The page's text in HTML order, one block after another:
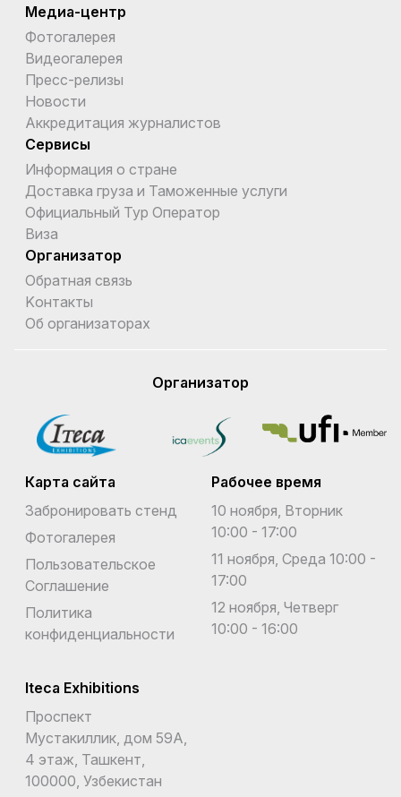
Медиа-центр
Фотогалерея
Видеогалерея
Пресс-релизы
Новости
Аккредитация журналистов
Сервисы
Информация о стране
Доставка груза и Таможенные услуги
Официальный Тур Оператор
Виза
Организатор
Обратная связь
Kонтакты
Об организаторах
Организатор
Карта сайта
Забронировать стенд
Фотогалерея
Пользовательское
Соглашение
Политика
конфиденциальности
Рабочее время
10 ноября, Вторник
10:00 - 17:00
11 ноября, Среда 10:00 -
17:00
12 ноября, Четверг
10:00 - 16:00
Iteca Exhibitions
Проспект
Мустакиллик, дом 59А,
4 этаж, Ташкент,
100000, Узбекистан